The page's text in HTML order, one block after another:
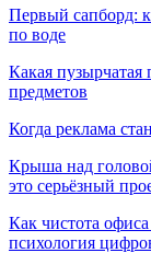
Первый сапборд:
по воде
Какая
предметов
Когда реклама
Крыша над
это серьёзный
Как чистота
психология